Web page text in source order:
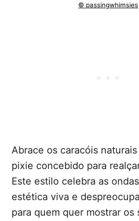
© passingwhimsies
Abrace os caracóis
pixie concebido para
Este estilo celebra as
estética viva e
para quem quer mostrar os